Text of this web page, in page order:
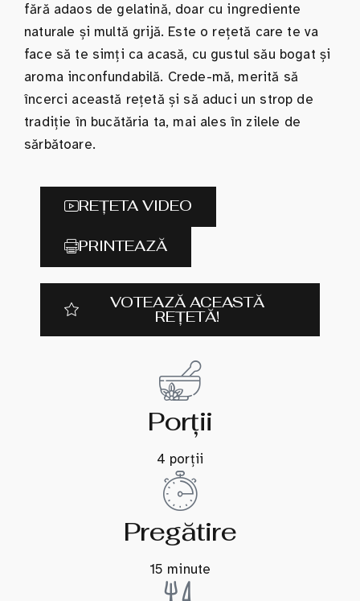
fără adaos de gelatină, doar cu ingrediente
naturale și multă grijă. Este o rețetă care te va
face să te simți ca acasă, cu gustul său bogat și
aroma inconfundabilă. Crede-mă, merită să
încerci această rețetă și să aduci un strop de
tradiție în bucătăria ta, mai ales în zilele de
sărbătoare.
REȚETA VIDEO
PRINTEAZĂ
VOTEAZĂ ACEASTĂ
REȚETĂ!
Porții
4 porții
Pregătire
15 minute